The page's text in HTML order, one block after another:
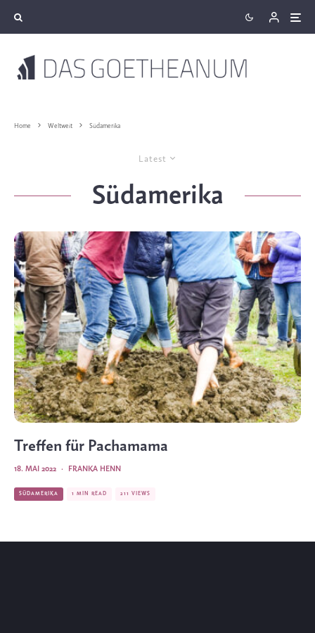
Home Weltweit Südamerika
Latest
Südamerika
Treffen für Pachamama
FRANKA HENN
·
18. MAI 2022
SÜDAMERIKA 1 MIN READ 211 VIEWS